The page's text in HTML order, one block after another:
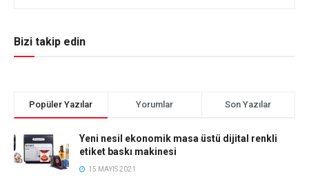
Bizi takip edin
Popüler Yazılar Yorumlar Son Yazılar
Yeni nesil ekonomik masa üstü dijital renkli
etiket baskı makinesi
15 MAYIS 2021